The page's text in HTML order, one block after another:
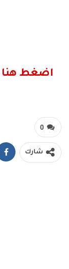
اضغط هنا
0
شارك